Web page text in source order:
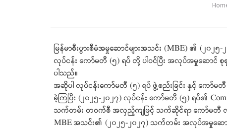
မြန်မာစီးပွားစီမံအမှုဆောင်များအသင်း (MBE) ၏ (၂
လုပ်ငန်း ကော်မတီ (၅) ရပ် တို့ ပါဝင်ပြီး အလုပ်အမှုဆောင် စု
ပါသည်။
အဆိုပါ လုပ်ငန်းကော်မတီ (၅) ရပ် ဖွဲ့စည်းခြင်း နှင့် ကော်မ
ခဲ့ကြပြီး (၂၀၂၅-၂၀၂၇) လုပ်ငန်း ကော်မတီ (၅) ရပ်၏
သက်တမ်း တဝက်စီ အလှည့်ကျဖြင့် သက်ဆိုင်ရာ ကော်မတီ လုပ်င
MBE အသင်း၏ (၂၀၂၅-၂၀၂၇) သက်တမ်း အလုပ်အမှုဆော